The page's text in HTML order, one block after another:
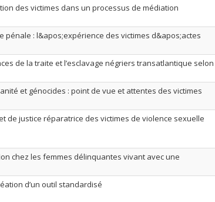
des victimes dans un processus de médiation
pénale : l&apos;expérience des victimes d&apos;actes
de la traite et l’esclavage négriers transatlantique selon
et génocides : point de vue et attentes des victimes
de justice réparatrice des victimes de violence sexuelle
chez les femmes délinquantes vivant avec une
d’un outil standardisé